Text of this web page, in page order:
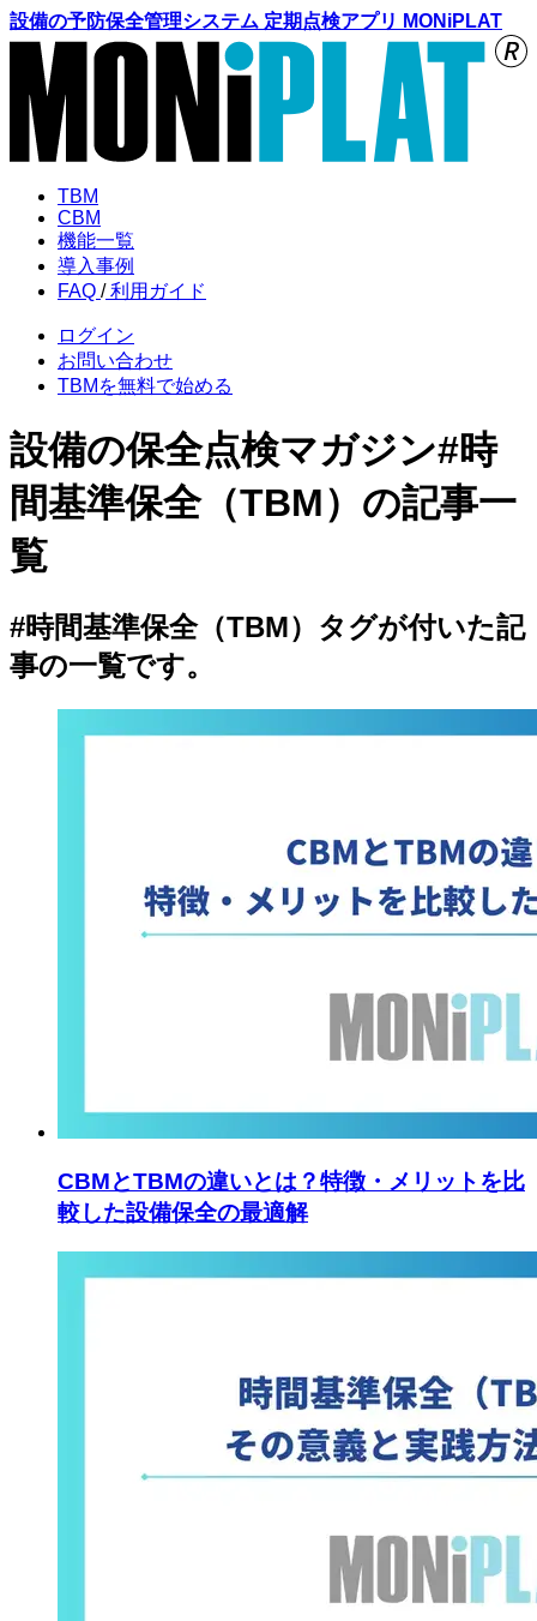
設備の予防保全管理システム 定期点検アプリ MONiPLAT
TBM
CBM
機能一覧
導入事例
FAQ / 利用 ガイド
ログイン
お問い合わせ
TBMを無料で始める
設備の保全点検マガジン#時
間基準保全（TBM） の記事一
覧
#時間基準保全（TBM） タグが付いた記
事の一覧です。
CBMとTBMの違いとは？特徴・メリットを比
較した設備保全の最適解